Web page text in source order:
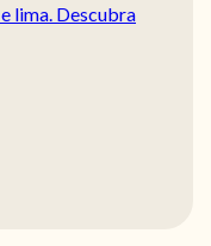
lima. Descubra